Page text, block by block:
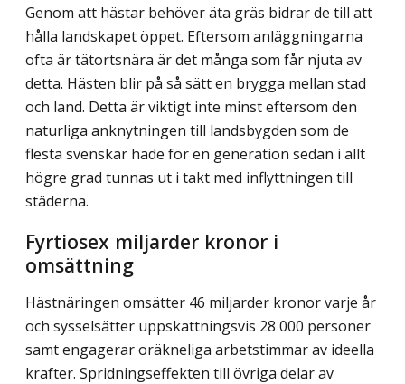
Genom att hästar behöver äta gräs bidrar de till att
hålla landskapet öppet. Eftersom anläggningarna
ofta är tätortsnära är det många som får njuta av
detta. Hästen blir på så sätt en brygga mellan stad
och land. Detta är viktigt inte minst eftersom den
naturliga anknytningen till landsbygden som de
flesta svenskar hade för en generation sedan i allt
högre grad tunnas ut i takt med inflyttningen till
städerna.
Fyrtiosex miljarder kronor i
omsättning
Hästnäringen omsätter 46 miljarder kronor varje år
och sysselsätter uppskattningsvis 28 000 personer
samt engagerar oräkneliga arbetstimmar av ideella
krafter. Spridningseffekten till övriga delar av